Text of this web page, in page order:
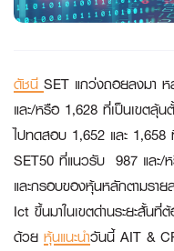
ดัชนี SET แกว่งถอยลงมา
และ/หรือ 1,628 ที่เป็นเขตลุ้
ไปทดสอบ 1,652 และ
SET50 ที่แนวรับ 987 และ/
และกรอบของหุ้นหลักตามรา
Ict ขึ้นมาในเขตด่านระยะสั้นที่
ด้วย หุ้นแนะนำวันนี้AIT &